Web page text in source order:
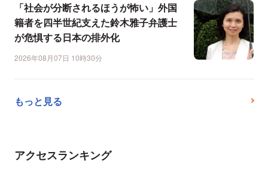
「社会が分断されるほうが怖い」外国
籍者を四半世紀支えた鈴木雅子弁護士
が危惧する日本の排外化
2026年08月07日 10時30分
もっと見る
アクセスランキング